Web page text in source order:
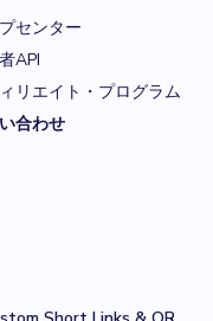
センター
API
リエイト・プログラム
合わせ